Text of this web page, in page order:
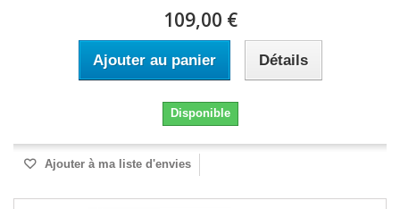
109,00 €
Ajouter au panier Détails
Disponible
Ajouter à ma liste d'envies